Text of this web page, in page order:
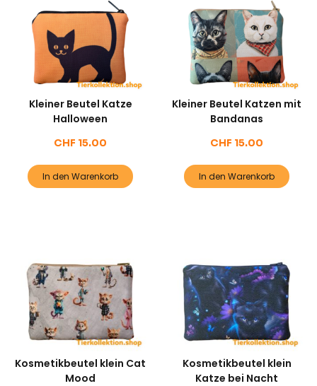
Kleiner Beutel Katze
Halloween
CHF 15.00
In den Warenkorb
Kleiner Beutel Katzen mit
Bandanas
CHF 15.00
In den Warenkorb
Kosmetikbeutel klein Cat
Mood
Kosmetikbeutel klein
Katze bei Nacht